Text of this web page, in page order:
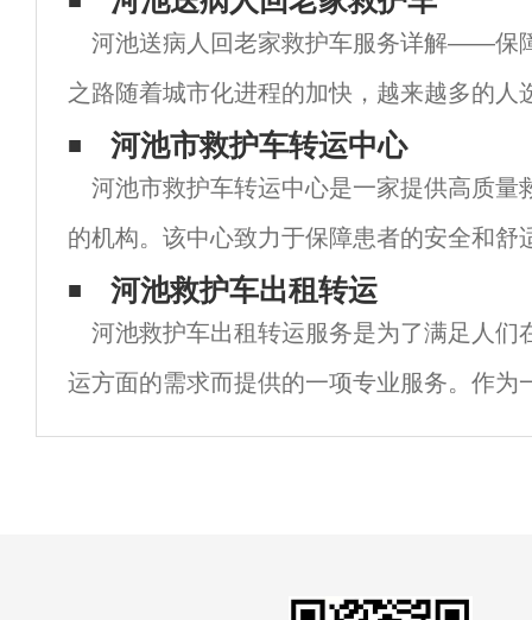
河池送病人回老家救护车服务详解——保
之路随着城市化进程的加快，越来越多的人
充满机会的城市生活和工作。然而，在繁忙
健康问题有时会突然降临。为了能够更好地
河池市救护车转运中心
河池市救护车转运中心是一家提供高质量
的机构。该中心致力于保障患者的安全和舒
专业的急救服务。 首先，河池市救护车转
验丰富、技术过硬的医护团队。这些医护人
河池救护车出租转运
河池救护车出租转运服务是为了满足人们
运方面的需求而提供的一项专业服务。作为
市，河池市的医疗条件相对较好，但在紧急